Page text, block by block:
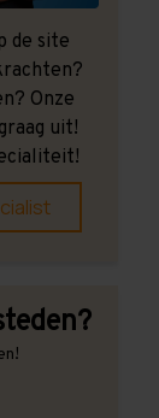
de site
Onze
uit!